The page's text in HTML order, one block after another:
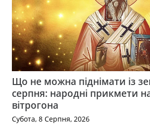
Що не можна піднімати із
серпня: народні прикмети
вітрогона
Субота, 8 Серпня, 2026